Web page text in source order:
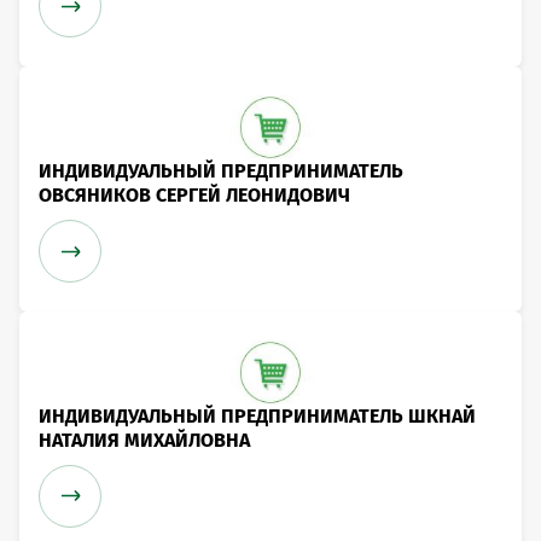
ИНДИВИДУАЛЬНЫЙ ПРЕДПРИНИМАТЕЛЬ
ОВСЯНИКОВ СЕРГЕЙ ЛЕОНИДОВИЧ
ИНДИВИДУАЛЬНЫЙ ПРЕДПРИНИМАТЕЛЬ ШКНАЙ
НАТАЛИЯ МИХАЙЛОВНА